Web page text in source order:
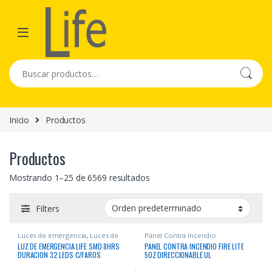
Skip to navigation
Skip to content
Buscar por:
Inicio Productos
Productos
Mostrando 1–25 de 6569 resultados
Filters
Luces de emergencia, Luces de
Emergencia
LUZ DE EMERGENCIA LIFE SMD 8HRS
DURACION 32 LEDS C/FAROS
Panel Contra Incendio
PANEL CONTRA INCENDIO FIRE LITE
50Z DIRECCIONABLE UL